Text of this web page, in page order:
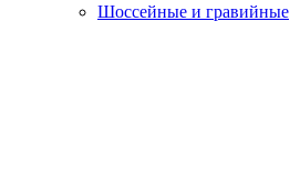
Шоссейные и гравийные